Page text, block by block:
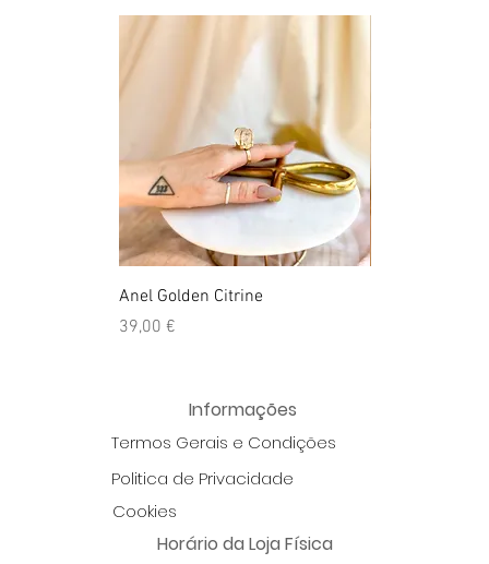
Anel Golden Citrine
Preço
39,00 €
Informações
Termos Gerais e Condições
Politica de Privacidade
Cookies
Horário da Loja Física